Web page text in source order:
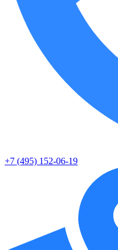
+7 (495) 152-06-19